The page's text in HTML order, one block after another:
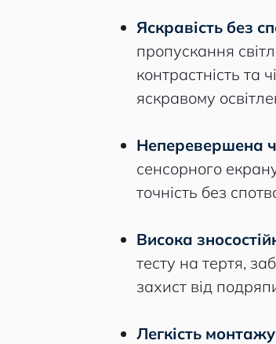
Яскравість без
пропускання
контрастність та
яскравому
Неперевершена
сенсорного
точність без
Висока
тесту на тертя,
захист від
Легкість монтажу